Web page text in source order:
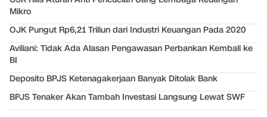
Mikro
OJK Pungut Rp6,21 Triliun dari Industri Keuangan Pada 2020
Aviliani: Tidak Ada Alasan Pengawasan Perbankan Kembali ke
BI
Deposito BPJS Ketenagakerjaan Banyak Ditolak Bank
BPJS Tenaker Akan Tambah Investasi Langsung Lewat SWF